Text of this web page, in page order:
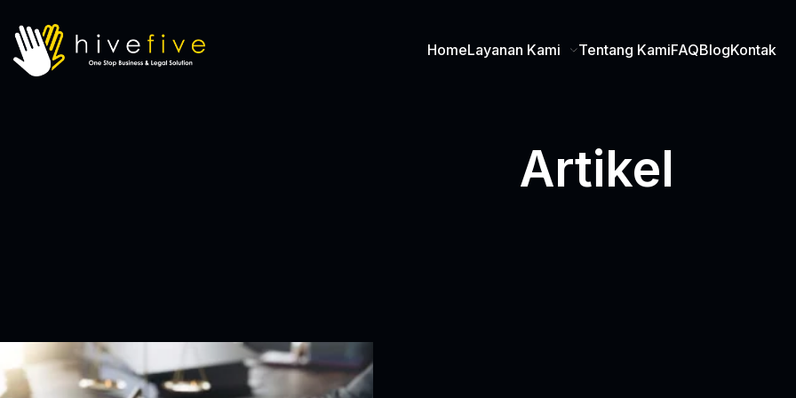
HomeLayanan Kami Tentang KamiFAQBlogKontak
Artikel